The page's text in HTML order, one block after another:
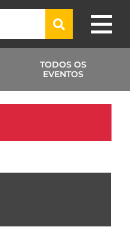
TODOS OS
EVENTOS